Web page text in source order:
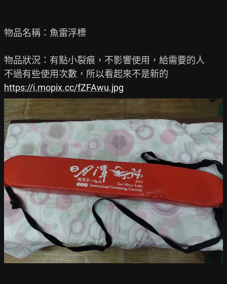
物品名稱：魚雷浮標
物品狀況：有點小裂痕，不影響使用，給需要的人
https://i.mopix.cc/fZFAwu.jpg